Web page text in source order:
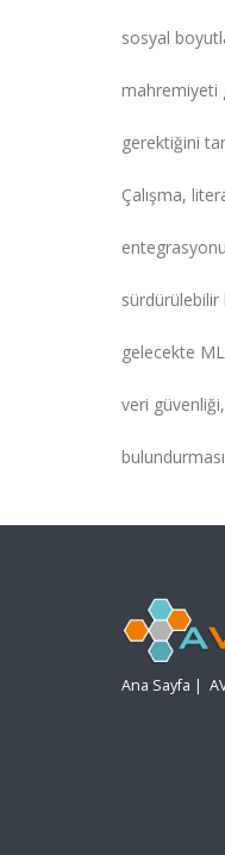
sosyal
mahremiyeti
gerektiğini
Çalışma,
sürdürülebilir
gelecekte
veri
Ana Sayfa |